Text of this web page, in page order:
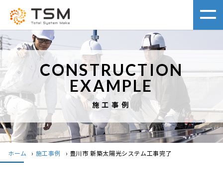
CONSTRUCTION
EXAMPLE
施工事例
ホーム › 施工事例 › 豊川市 新築太陽光システム工事完了